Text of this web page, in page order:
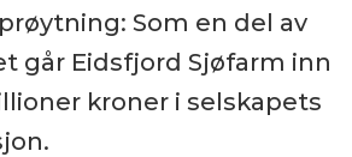
Som en del av
går Eidsfjord Sjøfarm inn
kroner i selskapets